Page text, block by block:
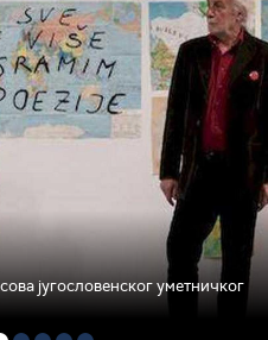
РТС 3
југословенског уметничког